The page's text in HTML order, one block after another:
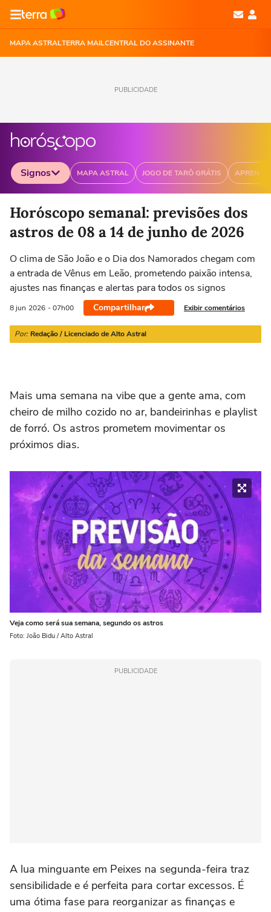
MAPA ASTRALTERRA MAILCENTRAL DO ASSINANTE
PUBLICIDADE
Signos MAPA ASTRAL JOGO DE TARÔ GRÁTIS
Selecione o signo para ver as notícias
Áries
21/03 a 20/04
Touro
21/04 a 20/05
Gêmeos
21/05 a 20/06
Câncer
21/06 a 21/07
Horóscopo semanal: previsões dos
astros de 08 a 14 de junho de 2026
O clima de São João e o Dia dos Namorados chegam com
a entrada de Vênus em Leão, prometendo paixão intensa,
ajustes nas finanças e alertas para todos os signos
8 jun 2026 - 07h00 Compartilhar Exibir comentários
Por: Redação / Licenciado de Alto Astral
Mais uma semana na vibe que a gente ama, com
cheiro de milho cozido no ar, bandeirinhas e playlist
de forró. Os astros prometem movimentar os
próximos dias.
Veja como será sua semana, segundo os astros
Foto: João Bidu / Alto Astral
PUBLICIDADE
A lua minguante em Peixes na segunda-feira traz
sensibilidade e é perfeita para cortar excessos. É
uma ótima fase para reorganizar as finanças e